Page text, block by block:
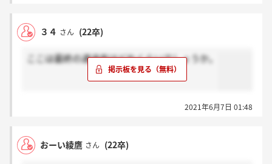
３４ さん (22卒)
ここは最終の通過率はどれくらいでしょうか。
2021年6月7日 01:48
おーい綾鷹 さん (22卒)